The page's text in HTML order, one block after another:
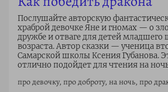
Послушайте авторскую
храброй девочке Яне и гномах — о
дружбе и отваге для детей младшего
возраста. Автор сказки — ученица
Самарской школы Ксения Губанова.
отлично подойдет для чтения на
про девочку, про доброту, на ночь, про